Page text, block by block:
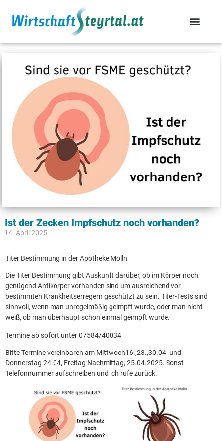
Ist der Zecken Impfschutz noch vorhanden?
14. April 2025
Titer Bestimmung in der Apotheke Molln
Die Titer Bestimmung gibt Auskunft darüber, ob im Körper noch
genügend Antikörper vorhanden sind um ausreichend vor
bestimmten Krankheitserregern geschützt zu sein. Titer-Tests sind
sinnvoll, wenn man unregelmäßig geimpft wurde, oder man nicht
weiß, ob man überhaupt schon einmal geimpft wurde.
Termine ab sofort unter 07584/40034
Bitte Termine vereinbaren am Mittwoch16.,23.,30.04. und
Donnerstag 24.04, Freitag Nachmittag, 25.04.2025. Sonst
Telefonnummer aufschreiben und ich rufe zurück.